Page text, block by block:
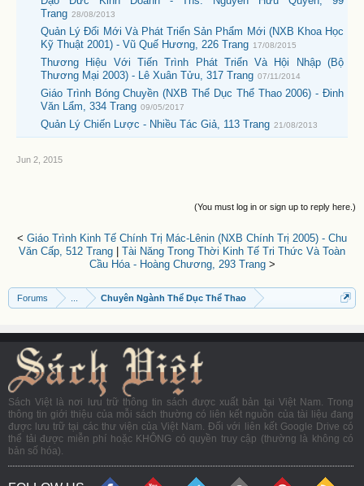
Trang 28/08/2013
Quản Lý Đổi Mới Và Phát Triển Sản Phẩm Mới (NXB Khoa Học
Kỹ Thuật 2001) - Vũ Quế Hương, 226 Trang 17/08/2015
Thương Hiệu Với Tiến Trình Phát Triển Và Hội Nhập (Bộ
Thương Mại 2003) - Lê Xuân Tửu, 317 Trang 07/11/2014
Giáo Trình Bóng Chuyền (NXB Thể Dục Thể Thao 2006) - Đinh
Văn Lẩm, 334 Trang 09/05/2017
Quản Lý Chiến Lược - Nhiều Tác Giả, 113 Trang 21/08/2013
Jun 2, 2015
(You must log in or sign up to reply here.)
< Giáo Trình Kinh Tế Chính Trị Mác-Lênin (NXB Chính Trị 2005) - Chu
Văn Cấp, 512 Trang
Tài Năng Trong Thời Kinh Tế Tri Thức Và Toàn
Cầu Hóa - Hoàng Chương, 293 Trang>
Forums Chuyên Ngành Thể Dục Thể Thao
Sách Việt là nơi lưu trữ thông tin sách được xuất bản tại Việt Nam. Trong
thông tin giới thiệu của mỗi sách thường có liên kết nguồn của tài liệu đang
được lưu trữ tại các thư viện của Việt Nam. Đối với liên kết Google Drive có
thể tải được miễn phí hoặc KHÔNG có quyền truy cập (thường là không có
bản số hóa).